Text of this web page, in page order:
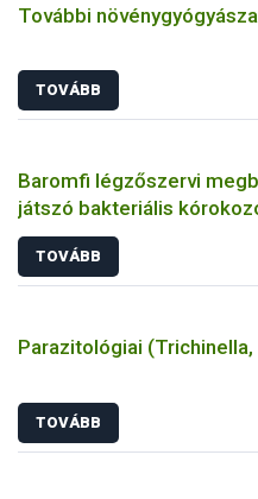
További
TOVÁBB
Baromfi légzőszervi
játszó bakteriális
TOVÁBB
Parazitológiai
TOVÁBB